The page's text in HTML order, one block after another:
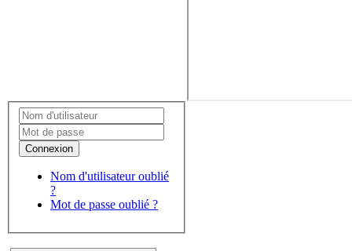
Connexion
Nom d'utilisateur oublié
?
Mot de passe oublié ?